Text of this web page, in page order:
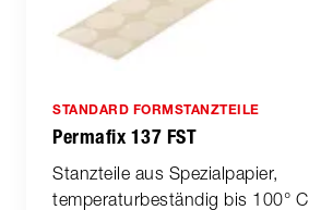
STANDARD FORMSTANZTEILE
Permafix 137 FST
Stanzteile aus Spezialpapier,
temperaturbeständig bis 100° C